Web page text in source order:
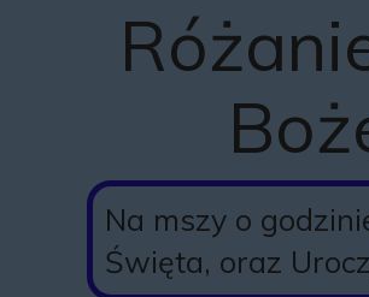
Na mszy o
Święta, oraz